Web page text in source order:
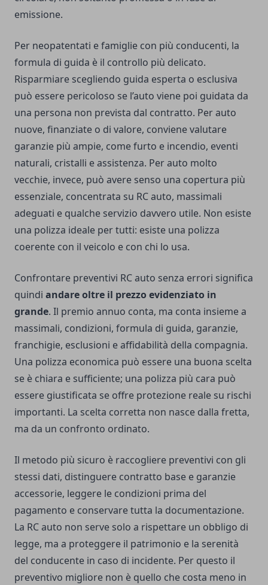
emissione.
Per neopatentati e famiglie con più conducenti, la
formula di guida è il controllo più delicato.
Risparmiare scegliendo guida esperta o esclusiva
può essere pericoloso se l’auto viene poi guidata da
una persona non prevista dal contratto. Per auto
nuove, finanziate o di valore, conviene valutare
garanzie più ampie, come furto e incendio, eventi
naturali, cristalli e assistenza. Per auto molto
vecchie, invece, può avere senso una copertura più
essenziale, concentrata su RC auto, massimali
adeguati e qualche servizio davvero utile. Non esiste
una polizza ideale per tutti: esiste una polizza
coerente con il veicolo e con chi lo usa.
Confrontare preventivi RC auto senza errori significa
quindi andare oltre il prezzo evidenziato in
grande. Il premio annuo conta, ma conta insieme a
massimali, condizioni, formula di guida, garanzie,
franchigie, esclusioni e affidabilità della compagnia.
Una polizza economica può essere una buona scelta
se è chiara e sufficiente; una polizza più cara può
essere giustificata se offre protezione reale su rischi
importanti. La scelta corretta non nasce dalla fretta,
ma da un confronto ordinato.
Il metodo più sicuro è raccogliere preventivi con gli
stessi dati, distinguere contratto base e garanzie
accessorie, leggere le condizioni prima del
pagamento e conservare tutta la documentazione.
La RC auto non serve solo a rispettare un obbligo di
legge, ma a proteggere il patrimonio e la serenità
del conducente in caso di incidente. Per questo il
preventivo migliore non è quello che costa meno in